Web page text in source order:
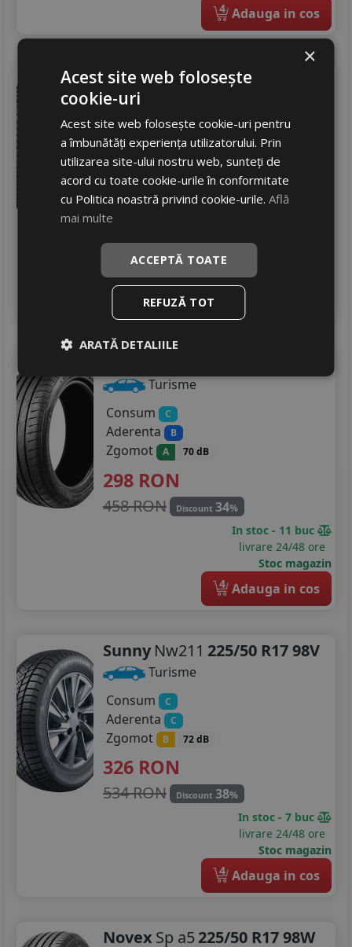
4 Adauga in cos
LaufennLw31225/50 R17 98V
Consum D
Aderenta C
Zgomot B 72 dB
453RON
619 RON
In stoc - 12 buc
Turisme
Consum
C
Aderenta B
Zgomot A 70 dB
298 RON
458 RON Discount 34%
In stoc - 11 buc
livrare 24/48 ore
Stoc magazin
4 Adauga in cos
Sunny Nw211 225/50 R17 98V
Turisme
Consum
C
Aderenta C
Zgomot B 72 dB
326 RON
534 RON Discount 38%
In stoc - 7 buc
livrare 24/48 ore
Stoc magazin
4 Adauga in cos
Novex Sp a5225/50 R17 98W
×
Acest site web folosește
cookie-uri
Acest site web folosește cookie-uri pentru
a îmbunătăți experiența utilizatorului. Prin
utilizarea site-ului nostru web, sunteți de
acord cu toate cookie-urile în conformitate
cu Politica noastră privind cookie-urile.Află
mai multe
ACCEPTĂ TOATE
REFUZĂ TOT
ARATĂ DETALIILE